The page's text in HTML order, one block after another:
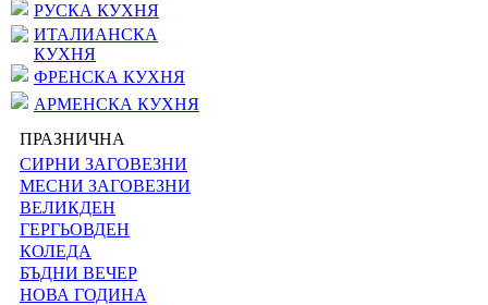
РУСКА КУХНЯ
ИТАЛИАНСКА
КУХНЯ
ФРЕНСКА КУХНЯ
АРМЕНСКА КУХНЯ
ПРАЗНИЧНА
СИРНИ ЗАГОВЕЗНИ
МЕСНИ ЗАГОВЕЗНИ
ВЕЛИКДЕН
ГЕРГЬОВДЕН
КОЛЕДА
БЪДНИ ВЕЧЕР
НОВА ГОДИНА